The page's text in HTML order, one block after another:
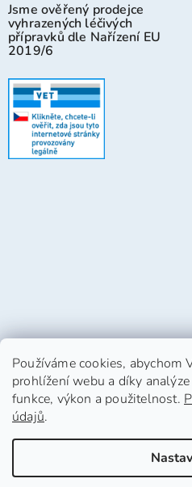
Používáme cookies, abychom
prohlížení webu a díky
funkce, výkon a použitelnost.
údajů.
Jsme ověřený prodejce
vyhrazených léčivých
přípravků dle Nařízení EU
2019/6